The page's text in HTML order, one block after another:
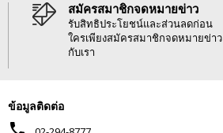
สมัครสมาชิกจดหมายข่าว
รับสิทธิประโยชน์และส่วนลดก่อน
ใครเพียงสมัครสมาชิกจดหมายข่าว
กับเรา
ข้อมูลติดต่อ